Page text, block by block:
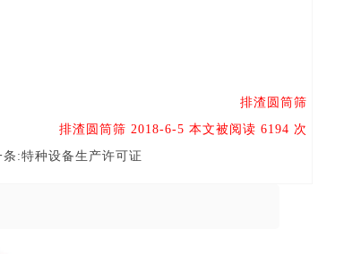
排渣圆筒筛
排渣圆筒筛 2018-6-5 本文被阅读 6194 次
条:特种设备生产许可证